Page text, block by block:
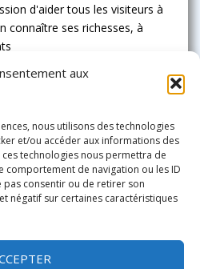
aux
nous utilisons des technologies
et/ou accéder aux informations des
technologies nous permettra de
comportement de navigation ou les ID
pas consentir ou de retirer son
négatif sur certaines caractéristiques
d'aider tous les visiteurs à
connaître ses richesses, à